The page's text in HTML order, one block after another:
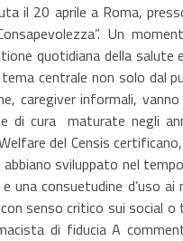
il 20 aprile a Roma,
Un
quotidiana della salute
centrale non solo dal
caregiver informali,
di cura maturate negli
del Censis
sviluppato nel
consuetudine d’uso
senso critico sui social o
di fiducia A